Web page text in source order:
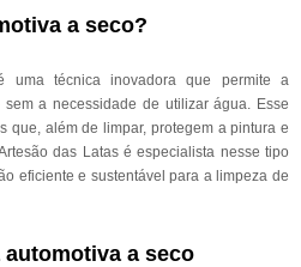
a seco?
uma técnica inovadora que permite a
a necessidade de utilizar água. Esse
que, além de limpar, protegem a pintura e
das Latas é especialista nesse tipo
eficiente e sustentável para a limpeza de
automotiva a seco